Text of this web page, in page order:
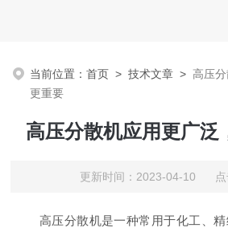
当前位置：首页 >技术文章 > 高压
更重要
高压分散机应用更广泛
更新时间：2023-04-10 点
高压分散机是一种常用于化工、精